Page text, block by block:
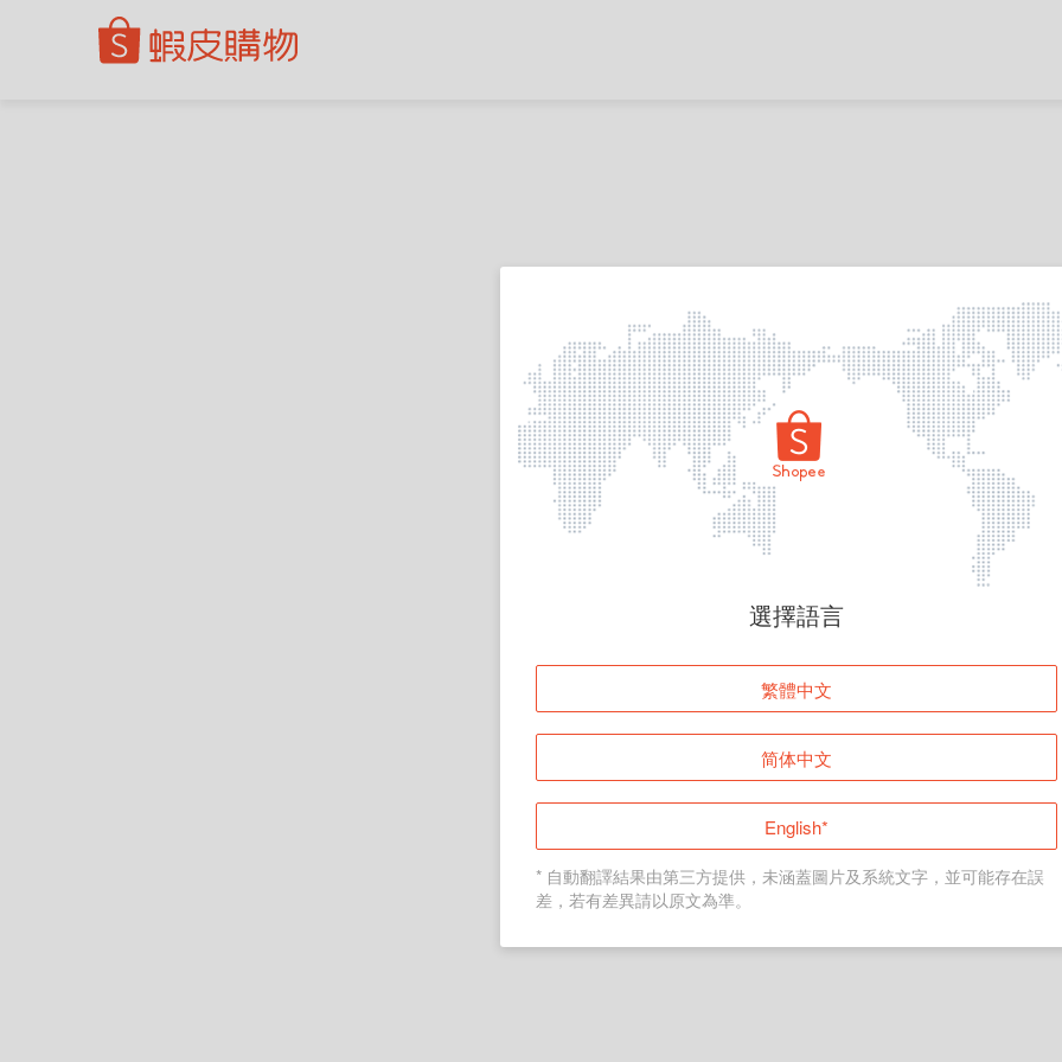
頁面無法顯示
登入
返回首頁
選擇語言
繁體中文
简体中文
English*
* 自動翻譯結果由第三方提供，未涵蓋圖片及系統文字，並可能存在誤
差，若有差異請以原文為準。